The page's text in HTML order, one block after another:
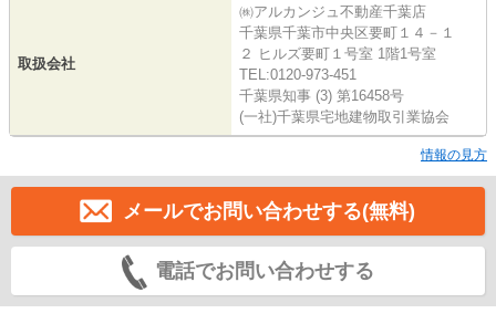
取扱会社
㈱アルカンジュ不動産千葉店
千葉県千葉市中央区要町１４－１
２ ヒルズ要町１号室 1階1号室
TEL:0120-973-451
千葉県知事 (3) 第16458号
(一社)千葉県宅地建物取引業協会
情報の見方
メールでお問い合わせする(無料)
電話でお問い合わせする